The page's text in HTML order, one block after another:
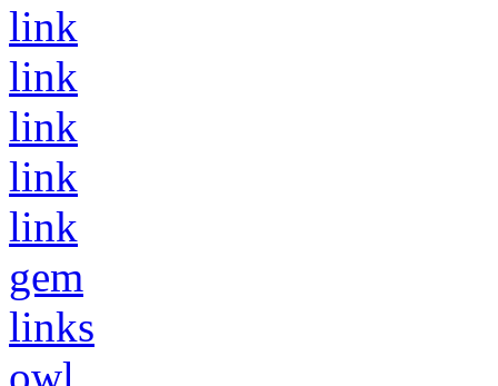
link
link
link
link
link
gem
links
owl